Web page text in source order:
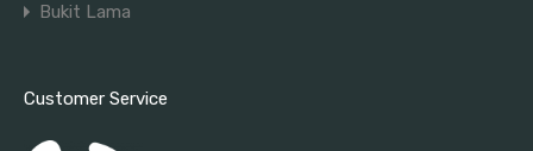
Bukit Lama
Customer Service